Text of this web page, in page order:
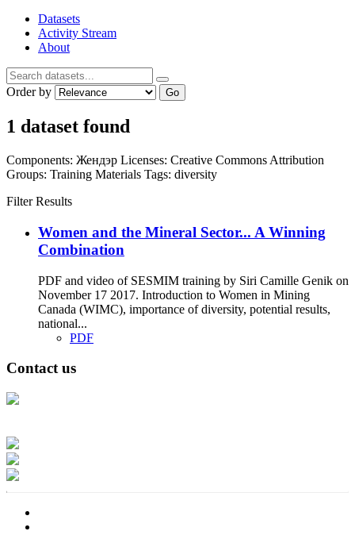
Datasets
Activity Stream
About
Order by Go
1 dataset found
Components: Жендэр Licenses: Creative Commons Attribution
Groups: Training Materials Tags: diversity
Filter Results
Women and the Mineral Sector... A Winning
Combination
PDF and video of SESMIM training by Siri Camille Genik on
November 17 2017. Introduction to Women in Mining
Canada (WIMC), importance of diversity, potential results,
national...
PDF
Contact us